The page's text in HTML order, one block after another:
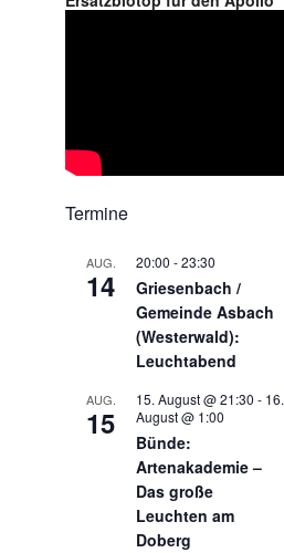
Termine
AUG.
14
20:00 -23:30
Griesenbach /
Gemeinde Asbach
(Westerwald):
Leuchtabend
AUG.
15
15. August @ 21:30 - 16.
August @ 1:00
Bünde:
Artenakademie –
Das große
Leuchten am
Doberg